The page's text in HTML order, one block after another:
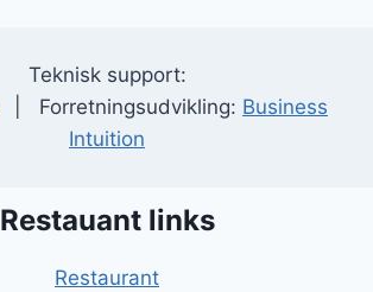
Teknisk support:
| Forretningsudvikling: Business
Intuition
Restauant links
Restaurant